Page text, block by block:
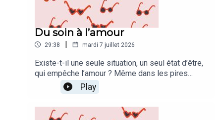
Du soin à l’amour
29:38 | mardi 7 juillet 2026
Existe-t-il une seule situation, un seul état d’être,
qui empêche l’amour ? Même dans les pires
situations morales, physiques, est-ce qu’on peut
être totalement interdit d’amour ? Anthony l’a
pourtant bien cru. Mais je n’arrête pas de vous le
dire : l’amour ne connaît pas de limites ![REDIFF]
Play